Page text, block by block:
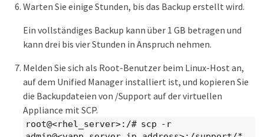
Warten Sie einige Stunden, bis das Backup erstellt wird.
Ein vollständiges Backup kann über 1 GB betragen und
kann drei bis vier Stunden in Anspruch nehmen.
Melden Sie sich als Root-Benutzer beim Linux-Host an,
auf dem Unified Manager installiert ist, und kopieren Sie
die Backupdateien von /Support auf der virtuellen
Appliance mit SCP.
root@<rhel_server>:/# scp -r